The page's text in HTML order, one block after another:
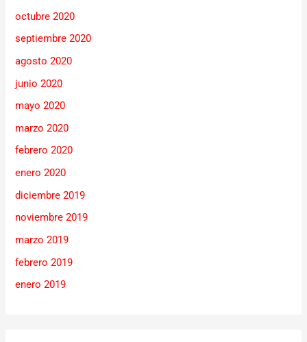
octubre 2020
septiembre 2020
agosto 2020
junio 2020
mayo 2020
marzo 2020
febrero 2020
enero 2020
diciembre 2019
noviembre 2019
marzo 2019
febrero 2019
enero 2019